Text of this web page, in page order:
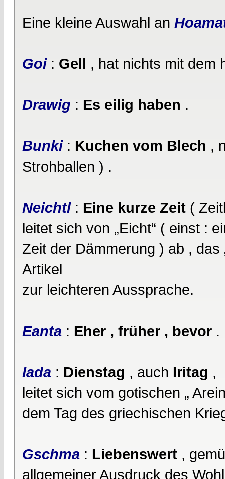
Eine kleine Auswahl an
Goi: Gell , hat nichts mit dem
Drawig : Es eilig haben .
Bunki : Kuchen vom Blech ,
Strohballen ) .
Neichtl : Eine kurze Zeit (
leitet sich von „Eicht“ ( einst :
Zeit der Dämmerung ) ab ,
Artikel
zur leichteren Aussprache.
Eanta : Eher , früher , bevor .
Iada : Dienstag , auch Iritag ,
leitet sich vom gotischen „
dem Tag des griechischen
Gschma : Liebenswert ,
allgemeiner Ausdruck des